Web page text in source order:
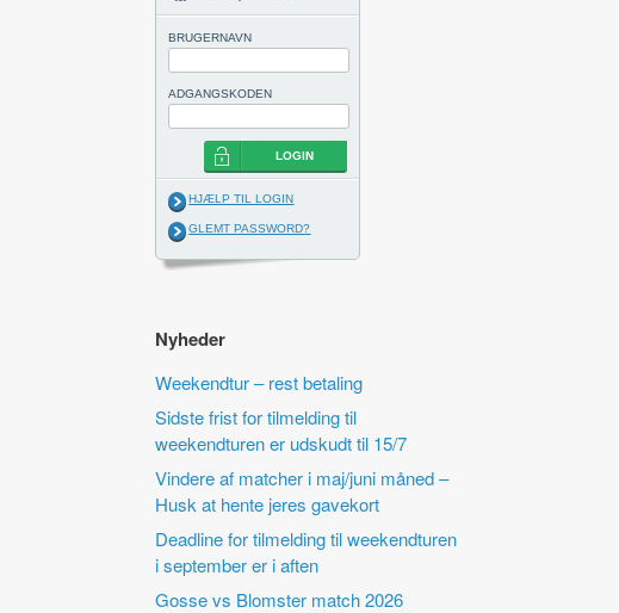
BRUGERNAVN
ADGANGSKODEN
LOGIN
HJÆLP TIL LOGIN
GLEMT PASSWORD?
Nyheder
Weekendtur – rest betaling
Sidste frist for tilmelding til
weekendturen er udskudt til 15/7
Vindere af matcher i maj/juni måned –
Husk at hente jeres gavekort
Deadline for tilmelding til weekendturen
i september er i aften
Gosse vs Blomster match 2026